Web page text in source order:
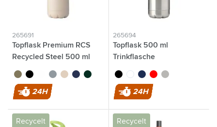
265691
Topflask Premium RCS
Recycled Steel 500 ml
Trinkflasche
brun noir blancgris clairbeigebleu foncé
vert foncé
24H
265694
Topflask 500 ml
Trinkflasche
noir blancbleu rougeargenté
24H
Recycelt Recycelt